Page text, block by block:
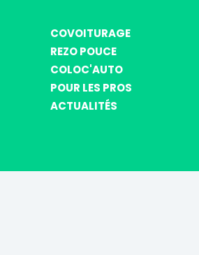
COVOITURAGE
REZO POUCE
COLOC'AUTO
POUR LES PROS
ACTUALITÉS